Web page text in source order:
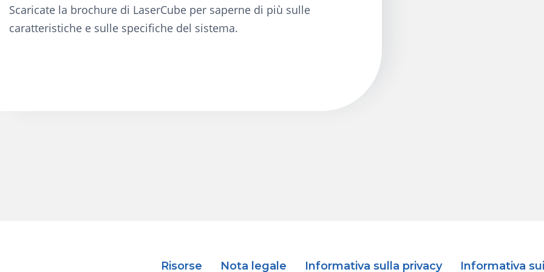
Scaricate la brochure di LaserCube per saperne di più sulle
caratteristiche e sulle specifiche del sistema.
Risorse Nota legale Informativa sulla privacy Informativa